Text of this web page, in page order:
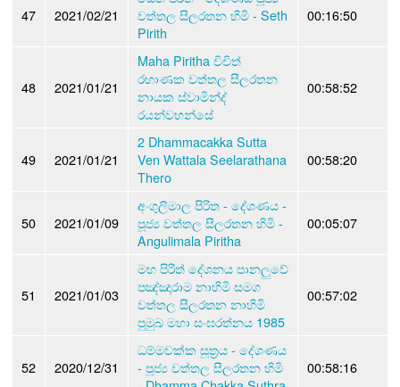
47 2021/02/21
වත්තල සීලරතන හිමි - Seth
Pirith
00:16:50
48 2021/01/21
Maha Piritha විචිත්
රභාණක වත්තල සීලරතන
නායක ස්වාමින්ද්
රයන්වහන්සේ
00:58:52
49 2021/01/21
2 Dhammacakka Sutta
Ven Wattala Seelarathana
Thero
00:58:20
50 2021/01/09
අංගුලිමාල පිරිත - දේශණය -
පූජ්‍ය වත්තල සීලරතන හිමි -
Angulimala Piritha
00:05:07
51 2021/01/03
මහ පිරිත් දේශනය පානලුවේ
පඤ්ඤාරාම නාහිමි සමග
වත්තල සීලරතන නාහිමි
පුමුඛ මහා සංඝරත්නය 1985
00:57:02
52 2020/12/31
ධම්මචක්ක සූත්‍රය - දේශණය
- පූජ්‍ය වත්තල සීලරතන හිමි
00:58:16